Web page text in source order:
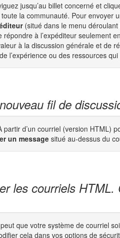
jusqu’au billet concerné et
la communauté. Pour envoyer
(situé dans le menu déroulant
à l’expéditeur seulement
à la discussion générale et de
l’expérience ou des ressources
fil de
partir d’un courriel (version HTML)
un message situé au-dessus du
les courriels
que votre système de courriel
cela dans vos options de